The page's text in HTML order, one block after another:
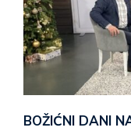
BOŽIĆNI DANI